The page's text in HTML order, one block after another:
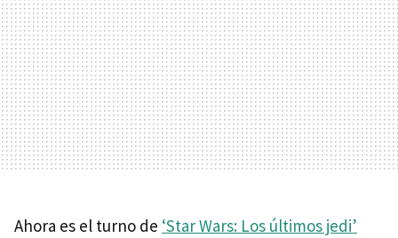
Ahora es el turno de ‘Star Wars: Los últimos jedi’